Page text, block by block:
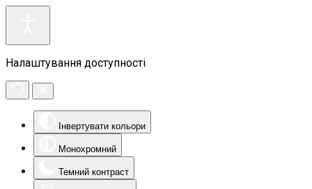
Налаштування доступності
Інвертувати кольори
Монохромний
Темний контраст